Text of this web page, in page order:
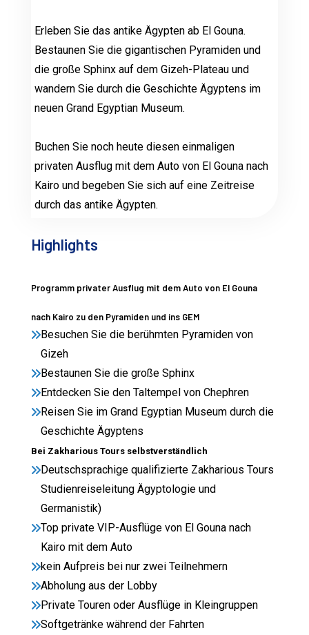
Erleben Sie das antike Ägypten ab El Gouna.
Bestaunen Sie die gigantischen Pyramiden und
die große Sphinx auf dem Gizeh-Plateau und
wandern Sie durch die Geschichte Ägyptens im
neuen Grand Egyptian Museum.
Buchen Sie noch heute diesen einmaligen
privaten Ausflug mit dem Auto von El Gouna nach
Kairo und begeben Sie sich auf eine Zeitreise
durch das antike Ägypten.
Highlights
Programm privater Ausflug mit dem Auto von El Gouna
nach Kairo zu den Pyramiden und ins GEM
Besuchen Sie die berühmten Pyramiden von
Gizeh
Bestaunen Sie die große Sphinx
Entdecken Sie den Taltempel von Chephren
Reisen Sie im Grand Egyptian Museum durch die
Geschichte Ägyptens
Bei Zakharious Tours selbstverständlich
Deutschsprachige qualifizierte Zakharious Tours
Studienreiseleitung Ägyptologie und
Germanistik)
Top private VIP-Ausflüge von El Gouna nach
Kairo mit dem Auto
kein Aufpreis bei nur zwei Teilnehmern
Abholung aus der Lobby
Private Touren oder Ausflüge in Kleingruppen
Softgetränke während der Fahrten